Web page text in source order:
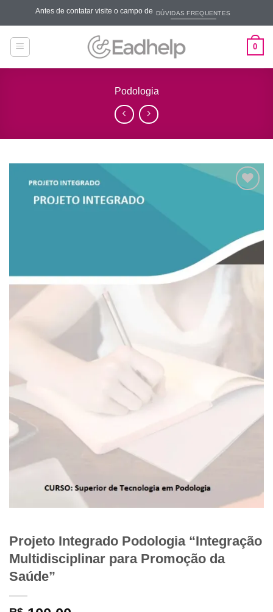
content
Antes de contatar visite o campo de DÚVIDAS FREQUENTES
0
Podologia
wishlist
Projeto Integrado Podologia “Integração
Multidisciplinar para Promoção da
Saúde”